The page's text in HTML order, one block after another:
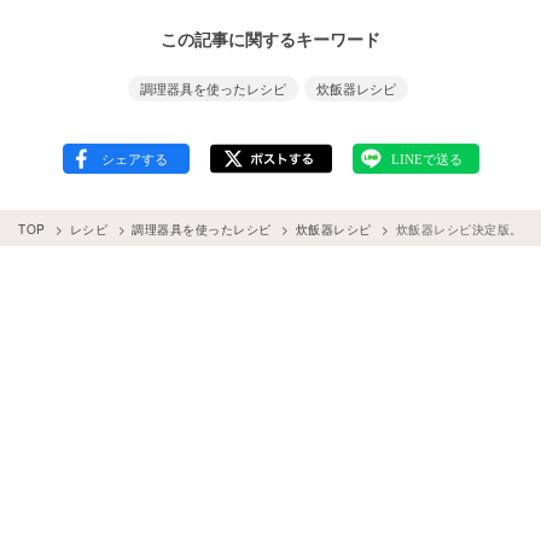
この記事に関するキーワード
調理器具を使ったレシピ 炊飯器レシピ
TOP レシピ 調理器具を使ったレシピ 炊飯器レシピ 炊飯器レシピ決定版。